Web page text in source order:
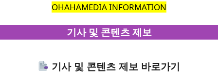
OHAHAMEDIA INFORMATION
기사 및 콘텐츠 제보
기사 및 콘텐츠 제보 바로가기